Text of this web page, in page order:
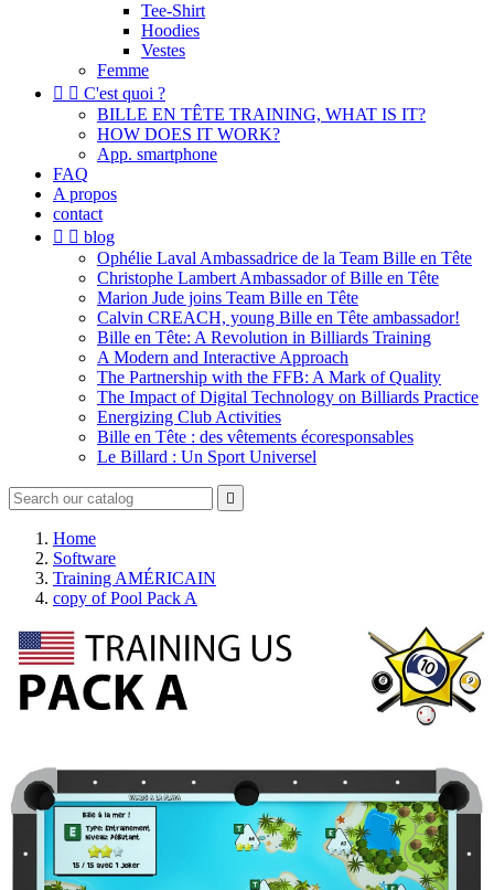
Tee-Shirt
Hoodies
Vestes
Femme
  C'est quoi ?
BILLE EN TÊTE TRAINING, WHAT IS IT?
HOW DOES IT WORK?
App. smartphone
FAQ
A propos
contact
  blog
Ophélie Laval Ambassadrice de la Team Bille en Tête
Christophe Lambert Ambassador of Bille en Tête
Marion Jude joins Team Bille en Tête
Calvin CREACH, young Bille en Tête ambassador!
Bille en Tête: A Revolution in Billiards Training
A Modern and Interactive Approach
The Partnership with the FFB: A Mark of Quality
The Impact of Digital Technology on Billiards Practice
Energizing Club Activities
Bille en Tête : des vêtements écoresponsables
Le Billard : Un Sport Universel

Home
Software
Training AMÉRICAIN
copy of Pool Pack A